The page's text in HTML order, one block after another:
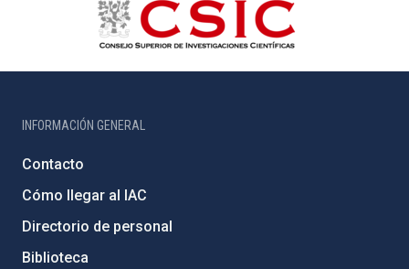
INFORMACIÓN GENERAL
Contacto
Cómo llegar al IAC
Directorio de personal
Biblioteca